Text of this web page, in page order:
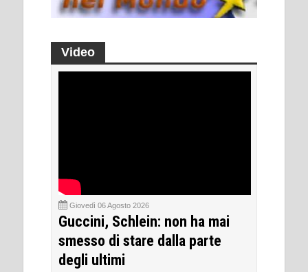
Video
Giovedì 06 Agosto 2026
Guccini, Schlein: non ha mai
smesso di stare dalla parte
degli ultimi